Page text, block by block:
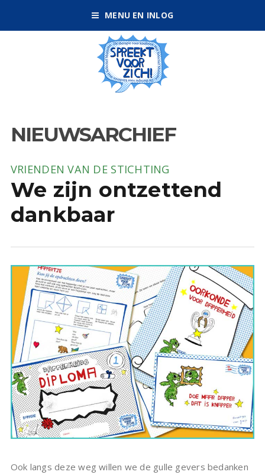
MENU EN INLOG
NIEUWSARCHIEF
VRIENDEN VAN DE STICHTING
We zijn ontzettend
dankbaar
Ook langs deze weg willen we de gulle gevers bedanken